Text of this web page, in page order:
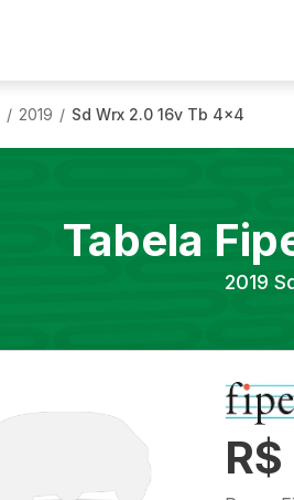
/ 2019 / Sd Wrx 2.0 16v Tb 4x4
Tabela
2019
R$